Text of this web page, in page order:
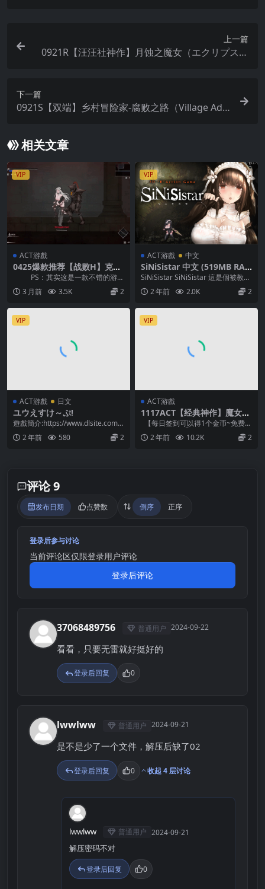
上一篇
0921R【汪汪社神作】月蚀之魔女（エクリプスの
下一篇
0921S【双端】乡村冒险家-腐败之路（Village Adv
相关文章
VIP
ACT游戲
0425爆款推荐【战败H】克瑞
纳里亚 奈落之泪 クライナリ
ア奈落の涙 Crynaria Ver1.02
【官方中文】
PS：其实这是一款不错的游
戏！如果女主生下的怪物能为己所
用的...3 月前 3.5K 2
VIP
ACT游戲 中文
SiNiSistar 中文 (519MB RA
R)
SiNiSistar SiNiSistar 這是個被教會
派遣至詛咒之地的修女「拉...
2 年前 2.0K 2
VIP
ACT游戲 日文
ユウえすけ～ぷ!
遊戲簡介:https://www.dlsite.com/
maniax/work/...
2 年前 580 2
VIP
ACT游戲
1117ACT【经典神作】魔女复
仇之夜（魔女は復讐の夜に）
【每日签到可以得1个金币~免费兑
换1个游戏】 ①把后缀名为.zipP改
为zi...2 年前 10.2K 2
评论 9
发布日期 点赞数 倒序 正序
登录后参与讨论
当前评论区仅限登录用户评论
登录后评论
3 37068489756 普通用户 2024-09-22
看看，只要无雷就好挺好的
登录后回复 0
L lwwlww 普通用户 2024-09-21
是不是少了一个文件，解压后缺了02
登录后回复 0 收起 4 层讨论
L
lwwlww 普通用户 2024-09-21
解压密码不对
登录后回复 0